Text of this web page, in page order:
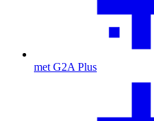
met G2A Plus